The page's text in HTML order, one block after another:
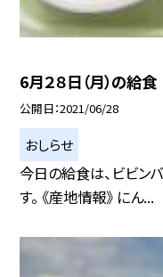
6月２８日（月）の給食
公開日 2021/06/28
おしらせ
今日の給食は、ビビン
す。 《産地情報》 にん...